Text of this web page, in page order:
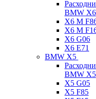
BMW X6
X6 M
X6 M
X6 G06
X6 E71
BMW X5
BMW X5
X5 G05
X5 F85